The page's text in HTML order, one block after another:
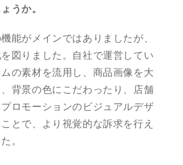
うか。
能がメインではありましたが、
図りました。自社で運営してい
の素材を流用し、商品画像を大
背景の色にこだわったり、店舗
ロモーションのビジュアルデザ
とで、より視覚的な訴求を行え
。